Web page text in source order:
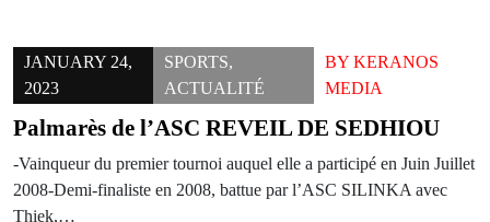
JANUARY 24,
2023
SPORTS,
ACTUALITÉ
BY KERANOS
MEDIA
Palmarès de l’ASC REVEIL DE SEDHIOU
-Vainqueur du premier tournoi auquel elle a participé en Juin Juillet
2008-Demi-finaliste en 2008, battue par l’ASC SILINKA avec
Thiek,…